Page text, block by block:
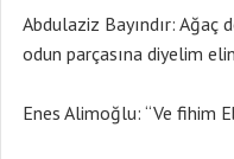
Abdulaziz Bayındır: Ağaç
odun parçasına diyelim
Enes Alimoğlu: “Ve fihim